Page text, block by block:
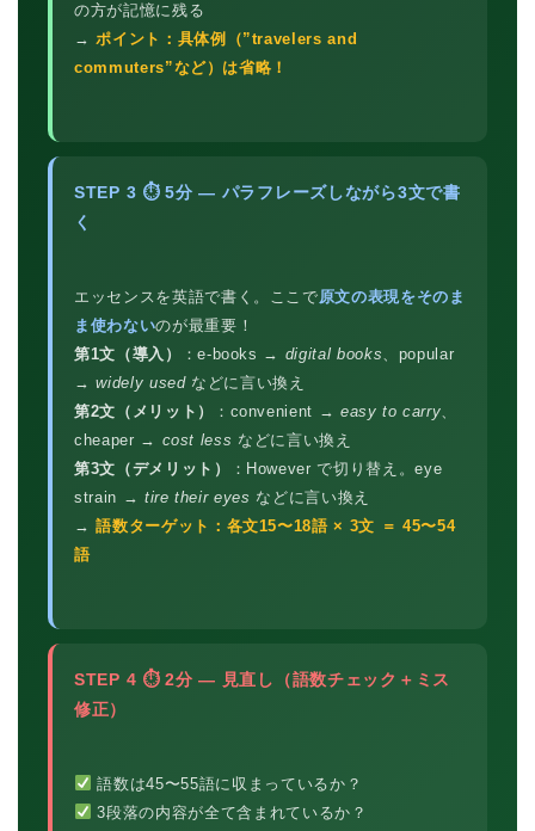
の方が記憶に残る
→ポイント：具体例（”travelers and
commuters”など）は省略！
STEP 3 ⏱ 5分 — パラフレーズしながら3文で書
く
エッセンスを英語で書く。ここで原文の表現をそのま
ま使わないのが最重要！
第1文（導入）
：e-books → digital books、popular
→widely usedなどに言い換え
第2文（メリット）
：convenient → easy to carry、
cheaper → cost less などに言い換え
第3文（デメリット）
：However で切り替え。eye
strain → tire their eyes などに言い換え
→語数ターゲット：各文15〜18語 × 3文 ＝ 45〜54
語
STEP 4 ⏱ 2分 — 見直し（語数チェック＋ミス
修正）
語数は45〜55語に収まっているか？
3段落の内容が全て含まれているか？